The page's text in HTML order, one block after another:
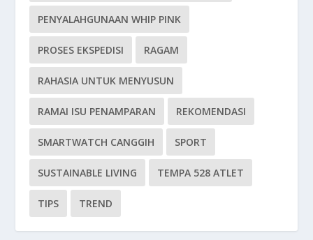
PENYALAHGUNAAN WHIP PINK
PROSES EKSPEDISI RAGAM
RAHASIA UNTUK MENYUSUN
RAMAI ISU PENAMPARAN REKOMENDASI
SMARTWATCH CANGGIH SPORT
SUSTAINABLE LIVING TEMPA 528 ATLET
TIPS TREND